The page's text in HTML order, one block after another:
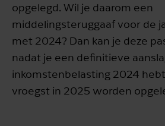
opgelegd. Wil je daarom een
middelingsteruggaaf voor de
met 2024? Dan kan je deze
nadat je een definitieve
inkomstenbelasting 2024
vroegst in 2025 worden